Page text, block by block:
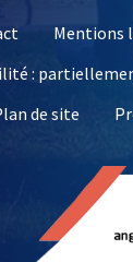
Mentions
:
de site